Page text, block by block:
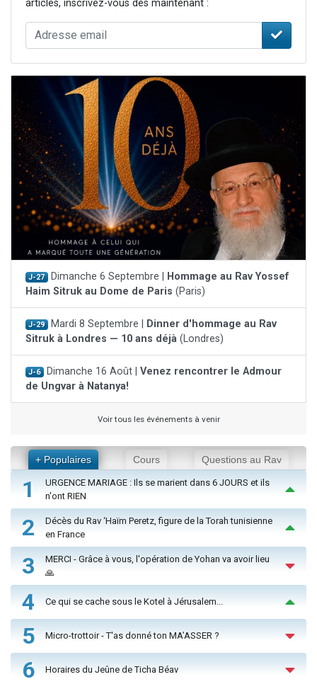
articles, inscrivez-vous dès maintenant :
J-27 Dimanche 6 Septembre |
Hommage au Rav Yossef
Haim Sitruk au Dome de Paris (Paris)
J-29 Mardi 8 Septembre |
Dinner d'hommage au Rav
Sitruk à Londres — 10 ans déjà (Londres)
J-6 Dimanche 16 Août | Venez rencontrer le Admour
de Ungvar à Natanya!
Voir tous les événements à venir
+ Populaires Cours Questions au Rav
1
URGENCE MARIAGE : Ils se marient dans 6 JOURS et ils
n'ont RIEN
2
Décès du Rav ‘Haïm Peretz, figure de la Torah tunisienne
en France
3
MERCI - Grâce à vous, l'opération de Yohan va avoir lieu
🙏
4 Ce qui se cache sous le Kotel à Jérusalem...
5 Micro-trottoir - T'as donné ton MA’ASSER ?
6 Horaires du Jeûne de Ticha Béav